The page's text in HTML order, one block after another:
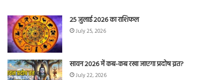
25 जुलाई 2026 का राशिफल
July 25, 2026
सावन 2026 में कब-कब रखा जाएगा प्रदोष व्रत?
July 22, 2026